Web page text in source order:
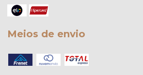
Meios de envio